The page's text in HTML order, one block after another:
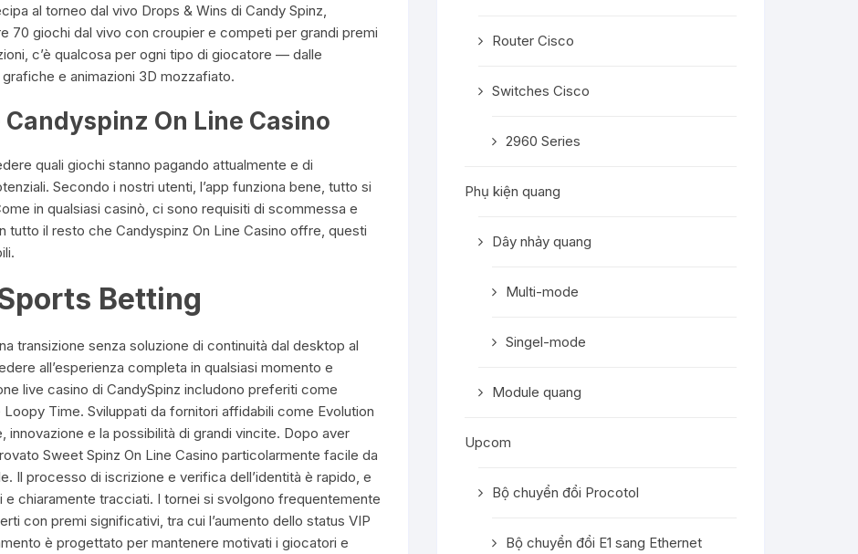
al torneo dal vivo Drops & Wins di Candy Spinz,
70 giochi dal vivo con croupier e competi per grandi premi
c’è qualcosa per ogni tipo di giocatore — dalle
e animazioni 3D mozzafiato.
Candyspinz On Line Casino
quali giochi stanno pagando attualmente e di
Secondo i nostri utenti, l’app funziona bene, tutto si
in qualsiasi casinò, ci sono requisiti di scommessa e
tutto il resto che Candyspinz On Line Casino offre, questi
Betting
transizione senza soluzione di continuità dal desktop al
all’esperienza completa in qualsiasi momento e
live casino di CandySpinz includono preferiti come
Time. Sviluppati da fornitori affidabili come Evolution
e la possibilità di grandi vincite. Dopo aver
Sweet Spinz On Line Casino particolarmente facile da
Il processo di iscrizione e verifica dell’identità è rapido, e
chiaramente tracciati. I tornei si svolgono frequentemente
con premi significativi, tra cui l’aumento dello status VIP
è progettato per mantenere motivati i giocatori e
Router Cisco
Switches Cisco
2960 Series
Phụ kiện quang
Dây nhảy quang
Multi-mode
Singel-mode
Module quang
Upcom
Bộ chuyển đổi Procotol
Bộ chuyển đổi E1 sang Ethernet